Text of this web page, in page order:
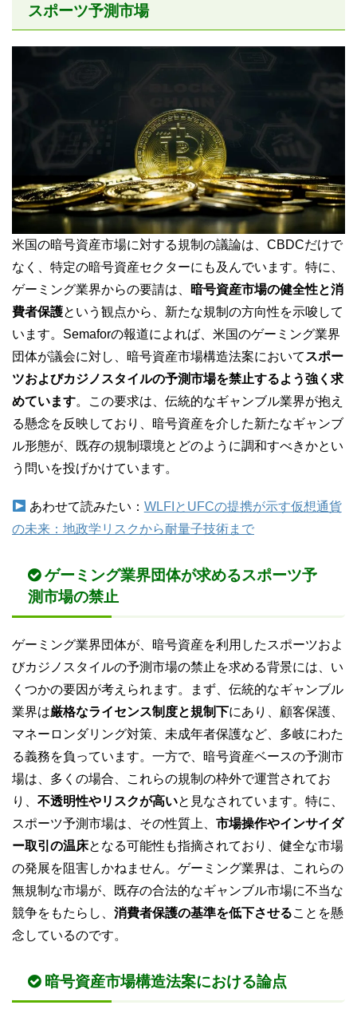
スポーツ予測市場
米国の暗号資産市場に対する規制の議論は、CBDCだけで
なく、特定の暗号資産セクターにも及んでいます。特に、
ゲーミング業界からの要請は、
暗号資産市場の健全性と消
費者保護という観点から、新たな規制の方向性を示唆して
います。Semaforの報道によれば、米国のゲーミング業界
団体が議会に対し、暗号資産市場構造法案において スポー
ツおよびカジノスタイルの予測市場を禁止するよう強く求
めています。この要求は、伝統的なギャンブル業界が抱え
る懸念を反映しており、暗号資産を介した新たなギャンブ
ル形態が、既存の規制環境とどのように調和すべきかとい
う問いを投げかけています。
あわせて読みたい： WLFIとUFCの提携が示す仮想通貨
の未来：地政学リスクから耐量子技術まで
ゲーミング業界団体が求めるスポーツ予
測市場の禁止
ゲーミング業界団体が、暗号資産を利用したスポーツおよ
びカジノスタイルの予測市場の禁止を求める背景には、い
くつかの要因が考えられます。まず、伝統的なギャンブル
業界は厳格なライセンス制度と規制下にあり、顧客保護、
マネーロンダリング対策、未成年者保護など、多岐にわた
る義務を負っています。一方で、暗号資産ベースの予測市
場は、多くの場合、これらの規制の枠外で運営されてお
り、 不透明性やリスクが高いと見なされています。特に、
スポーツ予測市場は、その性質上、 市場操作やインサイダ
ー取引の温床となる可能性も指摘されており、健全な市場
の発展を阻害しかねません。ゲーミング業界は、これらの
無規制な市場が、既存の合法的なギャンブル市場に不当な
競争をもたらし、 消費者保護の基準を低下させることを懸
念しているのです。
暗号資産市場構造法案における論点